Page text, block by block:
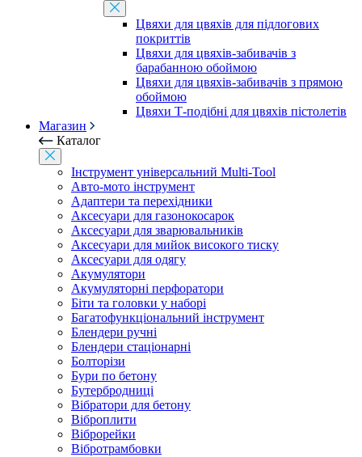
Цвяхи для цвяхів для підлогових
покриттів
Цвяхи для цвяхів-забивачів з
барабанною обоймою
Цвяхи для цвяхів-забивачів з прямою
обоймою
Цвяхи Т-подібні для цвяхів пістолетів
Магазин
Каталог
Інструмент універсальний Multi-Tool
Авто-мото інструмент
Адаптери та перехідники
Аксесуари для газонокосарок
Аксесуари для зварювальників
Аксесуари для мийок високого тиску
Аксесуари для одягу
Акумулятори
Акумуляторні перфоратори
Біти та головки у наборі
Багатофункціональний інструмент
Блендери ручні
Блендери стаціонарні
Болторізи
Бури по бетону
Бутербродниці
Вібратори для бетону
Віброплити
Віброрейки
Вібротрамбовки